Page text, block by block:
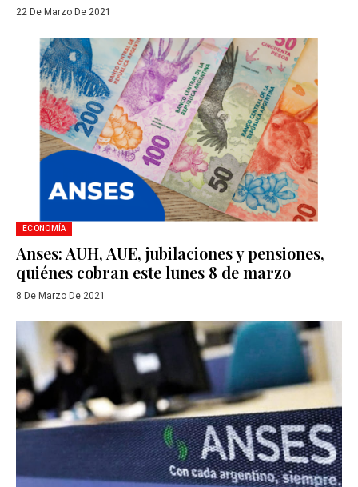
22 De Marzo De 2021
ECONOMÍA
Anses: AUH, AUE, jubilaciones y pensiones,
quiénes cobran este lunes 8 de marzo
8 De Marzo De 2021